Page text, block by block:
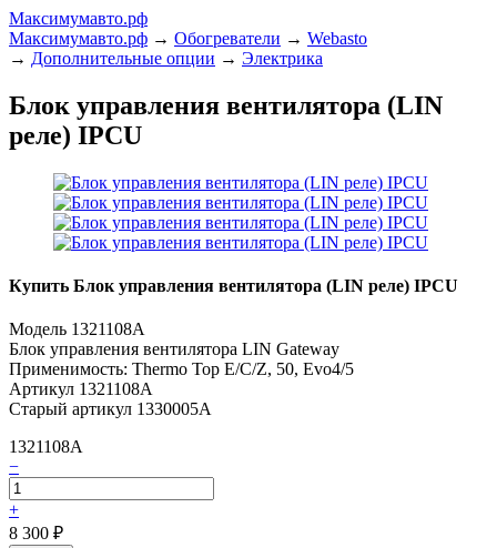
Максимумавто.рф
Максимумавто.рф → Обогреватели → Webasto
→ Дополнительные опции → Электрика
Блок управления вентилятора (LIN
реле) IPCU
Купить Блок управления вентилятора (LIN реле) IPCU
Модель 1321108A
Блок управления вентилятора LIN Gateway
Применимость: Thermo Top E/C/Z, 50, Evo4/5
Артикул 1321108A
Старый артикул 1330005A
1321108A
−
+
8 300 ₽